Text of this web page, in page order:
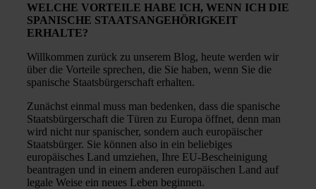
WELCHE VORTEILE HABE ICH, WENN ICH DIE
SPANISCHE STAATSANGEHÖRIGKEIT
ERHALTE?
Willkommen zurück zu unserem Blog, heute werden wir
über die Vorteile sprechen, die Sie haben, wenn Sie die
spanische Staatsbürgerschaft erhalten.
Zunächst einmal muss man bedenken, dass die spanische
Staatsbürgerschaft die Türen zu Europa öffnet, denn man
wird nicht nur spanischer, sondern auch europäischer
Staatsbürger. Sie können also in ein beliebiges
europäisches Land umziehen, Ihre EU-Bescheinigung
beantragen und in einem anderen europäischen Land auf
legale Weise ein neues Leben beginnen.